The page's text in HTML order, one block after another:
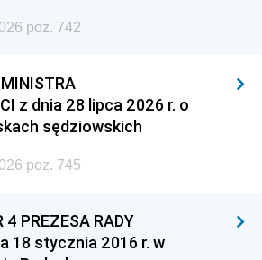
poz. 742
z dnia 28 lipca 2026 r. o
sędziowskich
poz. 745
4 PREZESA RADY
18 stycznia 2016 r. w